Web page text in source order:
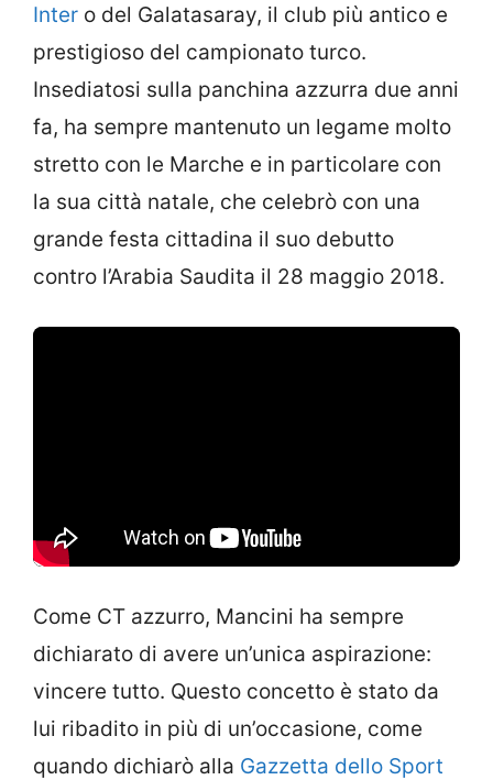
Inter o del Galatasaray, il club più antico e
prestigioso del campionato turco.
Insediatosi sulla panchina azzurra due anni
fa, ha sempre mantenuto un legame molto
stretto con le Marche e in particolare con
la sua città natale, che celebrò con una
grande festa cittadina il suo debutto
contro l’Arabia Saudita il 28 maggio 2018.
Come CT azzurro, Mancini ha sempre
dichiarato di avere un’unica aspirazione:
vincere tutto. Questo concetto è stato da
lui ribadito in più di un’occasione, come
quando dichiarò alla Gazzetta dello Sport